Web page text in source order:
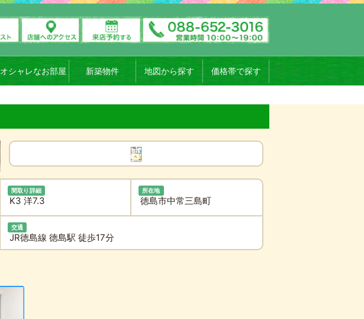
オシャレなお部屋 新築物件 地図から探す 価格帯で探す
間取り詳細
K3 洋7.3
所在地
徳島市中常三島町
交通
JR徳島線 徳島駅 徒歩17分